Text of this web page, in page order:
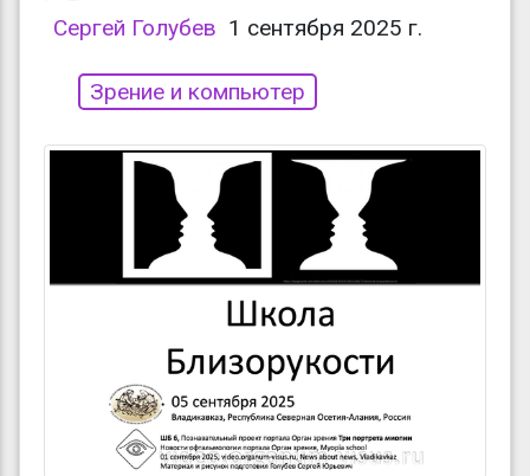
Сергей Голубев 1 сентября 2025 г.
Зрение и компьютер